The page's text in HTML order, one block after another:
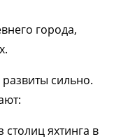
города,
сильно.
яхтинга в